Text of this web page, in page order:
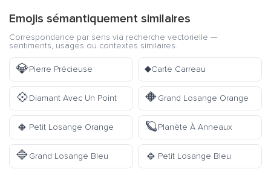
Emojis sémantiquement similaires
Correspondance par sens via recherche vectorielle —
sentiments, usages ou contextes similaires.
💎Pierre Précieuse ♦️Carte Carreau
💠Diamant Avec Un Point 🔶Grand Losange Orange
🔸 Petit Losange Orange 🪐Planète À Anneaux
🔷Grand Losange Bleu 🔹 Petit Losange Bleu